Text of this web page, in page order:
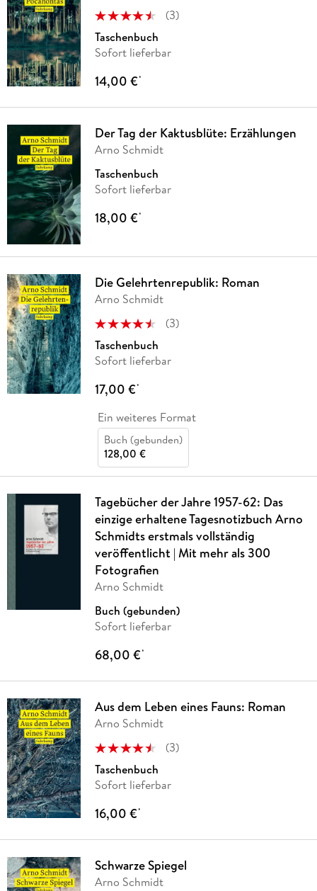
(3)
Taschenbuch
Sofort lieferbar
14,00 €*
Der Tag der Kaktusblüte: Erzählungen
Arno Schmidt
Taschenbuch
Sofort lieferbar
18,00 €*
Die Gelehrtenrepublik: Roman
Arno Schmidt
(3)
Taschenbuch
Sofort lieferbar
17,00 €*
Ein weiteres Format
Buch (gebunden)
128,00 €
Tagebücher der Jahre 1957-62: Das
einzige erhaltene Tagesnotizbuch Arno
Schmidts erstmals vollständig
veröffentlicht | Mit mehr als 300
Fotografien
Arno Schmidt
Buch (gebunden)
Sofort lieferbar
68,00 €*
Aus dem Leben eines Fauns: Roman
Arno Schmidt
(3)
Taschenbuch
Sofort lieferbar
16,00 €*
Schwarze Spiegel
Arno Schmidt